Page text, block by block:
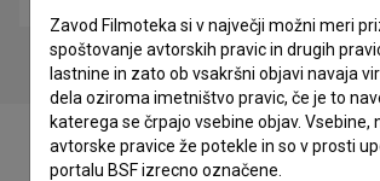
Zavod Filmoteka si v največji možni meri
spoštovanje avtorskih pravic in drugih
lastnine in zato ob vsakršni objavi navaja
dela oziroma imetništvo pravic, če je to
katerega se črpajo vsebine objav. Vsebine,
avtorske pravice že potekle in so v prosti
portalu BSF izrecno označene.